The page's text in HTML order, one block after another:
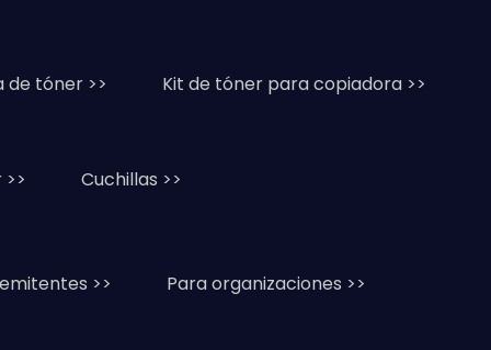
de tóner >> Kit de tóner para copiadora >>
Cuchillas >>
>> Para organizaciones >>